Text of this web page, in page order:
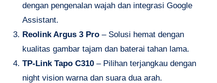
dengan pengenalan wajah dan integrasi Google
Assistant.
Reolink Argus 3 Pro – Solusi hemat dengan
kualitas gambar tajam dan baterai tahan lama.
TP-Link Tapo C310 – Pilihan terjangkau dengan
night vision warna dan suara dua arah.